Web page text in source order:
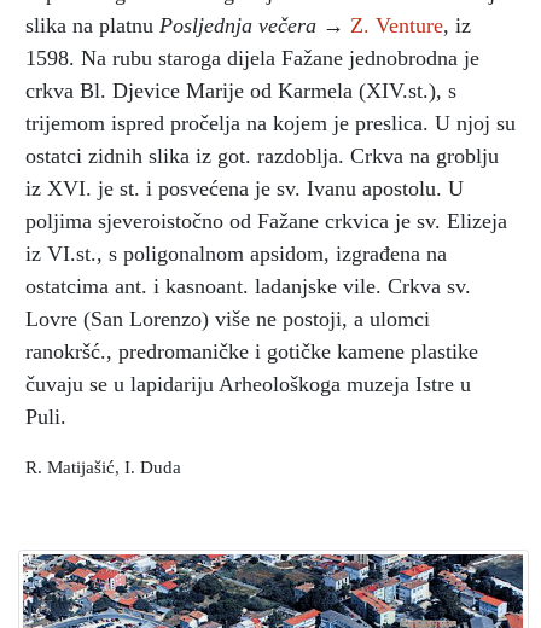
slika na platnu Posljednja večera → Z. Venture, iz
1598. Na rubu staroga dijela Fažane jednobrodna je
crkva Bl. Djevice Marije od Karmela (XIV.st.), s
trijemom ispred pročelja na kojem je preslica. U njoj su
ostatci zidnih slika iz got. razdoblja. Crkva na groblju
iz XVI. je st. i posvećena je sv. Ivanu apostolu. U
poljima sjeveroistočno od Fažane crkvica je sv. Elizeja
iz VI.st., s poligonalnom apsidom, izgrađena na
ostatcima ant. i kasnoant. ladanjske vile. Crkva sv.
Lovre (San Lorenzo) više ne postoji, a ulomci
ranokršć., predromaničke i gotičke kamene plastike
čuvaju se u lapidariju Arheološkoga muzeja Istre u
Puli.
R. Matijašić, I. Duda